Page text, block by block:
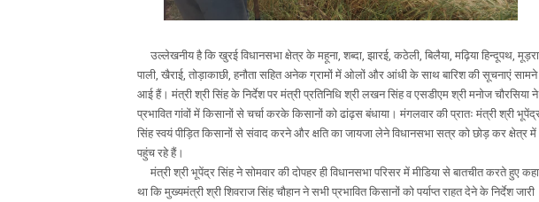
उल्लेखनीय है कि खुरई विधानसभा क्षेत्र के महूना, शब्दा, झारई, कठेली, बिलैया, मढ़िया हिन्दूपथ,
पाली, खैराई, तोड़ाकाछी, हनौता सहित अनेक ग्रामों में ओलों और आंधी के साथ बारिश की सूचनाएं सामने
आई हैं। मंत्री श्री सिंह के निर्देश पर मंत्री प्रतिनिधि श्री लखन सिंह व एसडीएम श्री मनोज चौरसिया ने
प्रभावित गांवों में किसानों से चर्चा करके किसानों को ढांढ़स बंधाया। मंगलवार की प्रातः मंत्री श्री
सिंह स्वयं पीड़ित किसानों से संवाद करने और क्षति का जायजा लेने विधानसभा सत्र को छोड़ कर क्षेत्र में
पहुंच रहे हैं।
मंत्री श्री भूपेंद्र सिंह ने सोमवार की दोपहर ही विधानसभा परिसर में मीडिया से बातचीत करते हुए कहा
था कि मुख्यमंत्री श्री शिवराज सिंह चौहान ने सभी प्रभावित किसानों को पर्याप्त राहत देने के निर्देश जारी